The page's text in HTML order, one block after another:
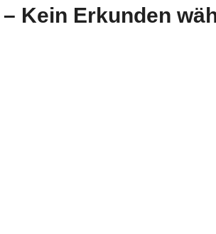
Kein Erkunden